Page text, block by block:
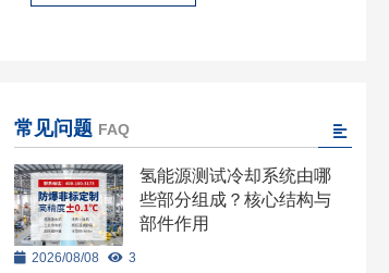
常见问题 FAQ
氢能源测试冷却系统由哪
些部分组成？核心结构与
部件作用
2026/08/08 3